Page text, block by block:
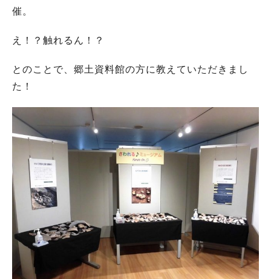
催。
え！？触れるん！？
とのことで、郷土資料館の方に教えていただきまし
た！